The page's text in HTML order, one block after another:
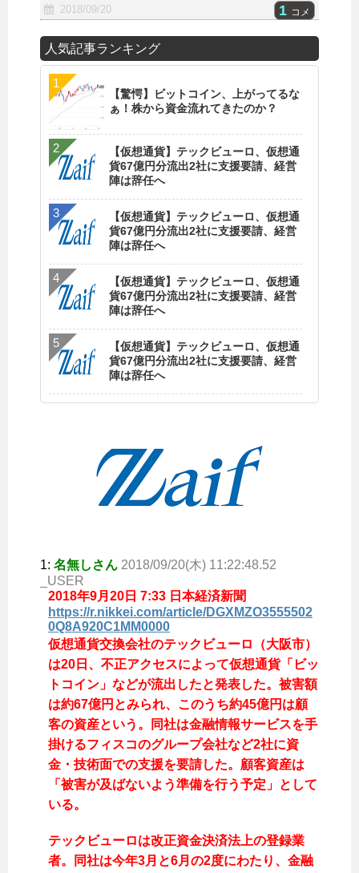
2018/09/20 1 コメ
人気記事ランキング
【驚愕】ビットコイン、上がってるな
ぁ！株から資金流れてきたのか？
【仮想通貨】テックビューロ、仮想通
貨67億円分流出2社に支援要請、経営
陣は辞任へ
【仮想通貨】テックビューロ、仮想通
貨67億円分流出2社に支援要請、経営
陣は辞任へ
【仮想通貨】テックビューロ、仮想通
貨67億円分流出2社に支援要請、経営
陣は辞任へ
【仮想通貨】テックビューロ、仮想通
貨67億円分流出2社に支援要請、経営
陣は辞任へ
1: 名無しさん 2018/09/20(木) 11:22:48.52
_USER
2018年9月20日 7:33 日本経済新聞
https://r.nikkei.com/article/DGXMZO3555502
0Q8A920C1MM0000
仮想通貨交換会社のテックビューロ（大阪市）
は20日、不正アクセスによって仮想通貨「ビッ
トコイン」などが流出したと発表した。被害額
は約67億円とみられ、このうち約45億円は顧
客の資産という。同社は金融情報サービスを手
掛けるフィスコのグループ会社など2社に資
金・技術面での支援を要請した。顧客資産は
「被害が及ばないよう準備を行う予定」として
いる。
テックビューロは改正資金決済法上の登録業
者。同社は今年3月と6月の2度にわたり、金融